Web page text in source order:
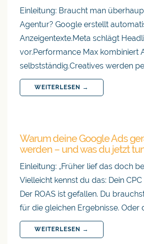
Einleitung: Braucht man
Agentur? Google erstellt
Anzeigentexte.Meta schlägt
vor.Performance Max kombiniert
selbstständig.Creatives werden
WEITERLESEN →
Warum deine Google Ads
werden – und was du jetzt
Einleitung: „Früher lief das doch
Vielleicht kennst du das: Dein
Der ROAS ist gefallen. Du
für die gleichen Ergebnisse. Oder
WEITERLESEN →